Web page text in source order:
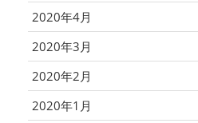
2020年4月
2020年3月
2020年2月
2020年1月